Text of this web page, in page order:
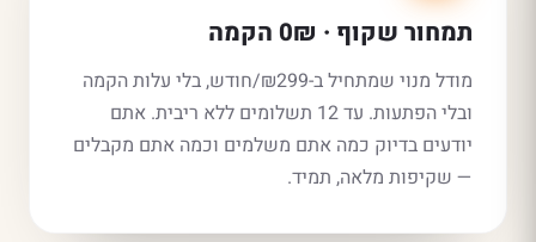
תמחור שקוף · 0₪ הקמה
מודל מנוי שמתחיל ב-₪299/חודש, בלי עלות הקמה
ובלי הפתעות. עד 12 תשלומים ללא ריבית. אתם
יודעים בדיוק כמה אתם משלמים וכמה אתם מקבלים
— שקיפות מלאה, תמיד.